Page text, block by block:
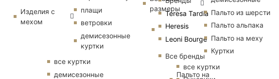
Teresa Tardia
Heresis
Leoni Bourge
Все бренды
Пальто на
Изделия с
мехом
плащи
ветровки
демисезонные
куртки
все куртки
демисезонные
размеры
Пальто из шерсти
Пальто альпака
Пальто на меху
Куртки
все куртки